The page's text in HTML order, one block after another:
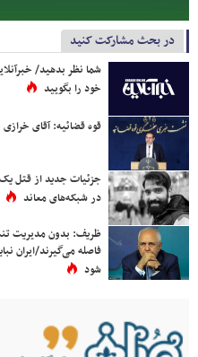
در بحث مشارکت کنید
شما نظر بدهید/
خود را بگویید
قوه قضائیه: آقای
جزئیات جدید از قتل
در شبکه‌های معاند
ظریف: بدون مدیریت تنش
فاصله می‌گیرند/ایران
شود